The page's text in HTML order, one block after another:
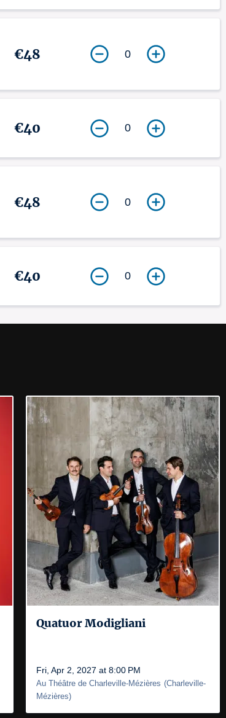
€48 0
€40 0
€48 0
€40 0
Quatuor Modigliani
Fri, Apr 2, 2027 at 8:00 PM
Au Théâtre de Charleville-Mézières (Charleville-
Mézières)